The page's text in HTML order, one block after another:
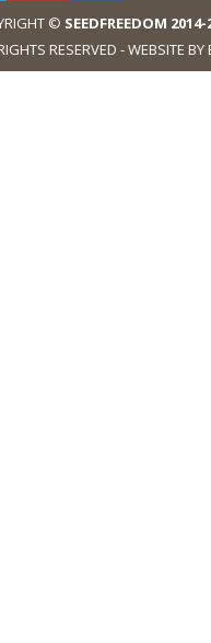
© SEEDFREEDOM 2014-
RESERVED - WEBSITE BY